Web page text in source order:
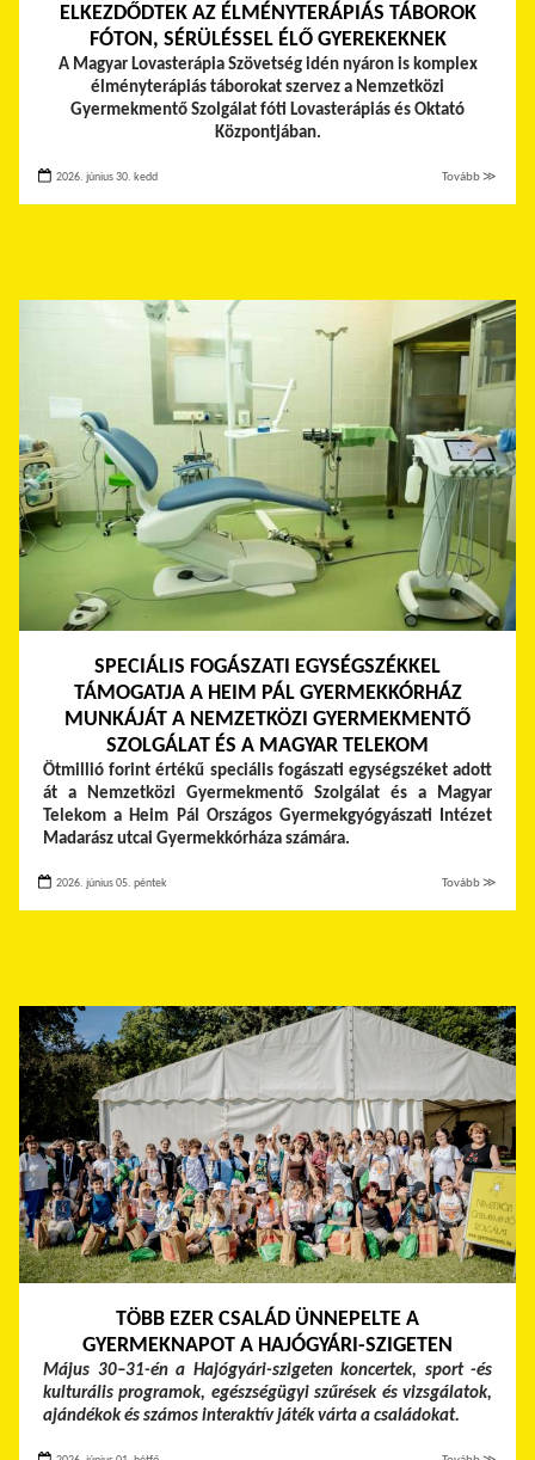
ELKEZDŐDTEK AZ ÉLMÉNYTERÁPIÁS TÁBOROK
FÓTON, SÉRÜLÉSSEL ÉLŐ GYEREKEKNEK
A Magyar Lovasterápia Szövetség idén nyáron is komplex
élményterápiás táborokat szervez a Nemzetközi
Gyermekmentő Szolgálat fóti Lovasterápiás és Oktató
Központjában.
2026. június 30. kedd Tovább ≫
SPECIÁLIS FOGÁSZATI EGYSÉGSZÉKKEL
TÁMOGATJA A HEIM PÁL GYERMEKKÓRHÁZ
MUNKÁJÁT A NEMZETKÖZI GYERMEKMENTŐ
SZOLGÁLAT ÉS A MAGYAR TELEKOM
Ötmillió forint értékű speciális fogászati egységszéket adott
át a Nemzetközi Gyermekmentő Szolgálat és a Magyar
Telekom a Heim Pál Országos Gyermekgyógyászati Intézet
Madarász utcai Gyermekkórháza számára.
2026. június 05. péntek Tovább ≫
TÖBB EZER CSALÁD ÜNNEPELTE A
GYERMEKNAPOT A HAJÓGYÁRI-SZIGETEN
Május 30–31-én a Hajógyári-szigeten koncertek, sport -és
kulturális programok, egészségügyi szűrések és vizsgálatok,
ajándékok és számos interaktív játék várta a családokat.